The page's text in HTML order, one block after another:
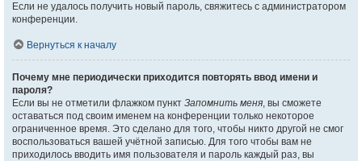
Если не удалось получить новый пароль, свяжитесь с администратором
конференции.
Вернуться к началу
Почему мне периодически приходится повторять ввод имени и
пароля?
Если вы не отметили флажком пункт Запомнить меня, вы сможете
оставаться под своим именем на конференции только некоторое
ограниченное время. Это сделано для того, чтобы никто другой не смог
воспользоваться вашей учётной записью. Для того чтобы вам не
приходилось вводить имя пользователя и пароль каждый раз, вы